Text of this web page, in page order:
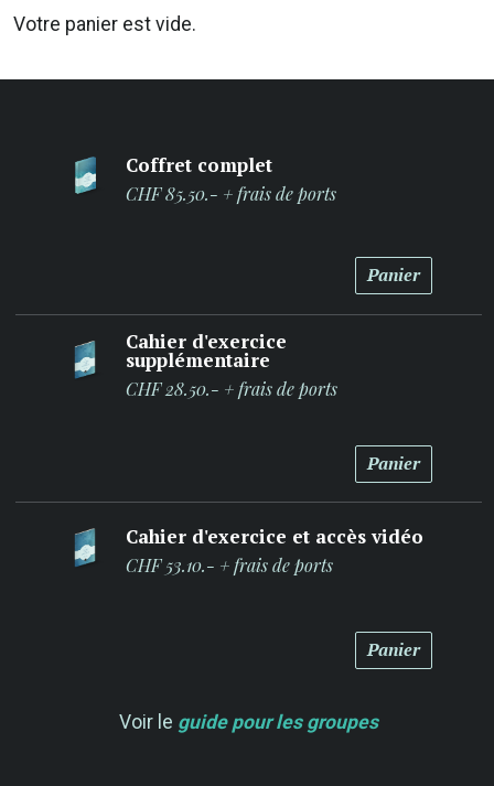
Votre panier est vide.
Coffret complet
CHF 85.50.- + frais de ports
Panier
Cahier d'exercice
supplémentaire
CHF 28.50.- + frais de ports
Panier
Cahier d'exercice et accès vidéo
CHF 53.10.- + frais de ports
Panier
Voir le guide pour les groupes